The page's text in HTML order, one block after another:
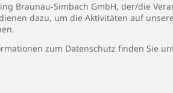
Braunau-Simbach GmbH, der/die
dazu, um die Aktivitäten auf
zum Datenschutz finden Sie